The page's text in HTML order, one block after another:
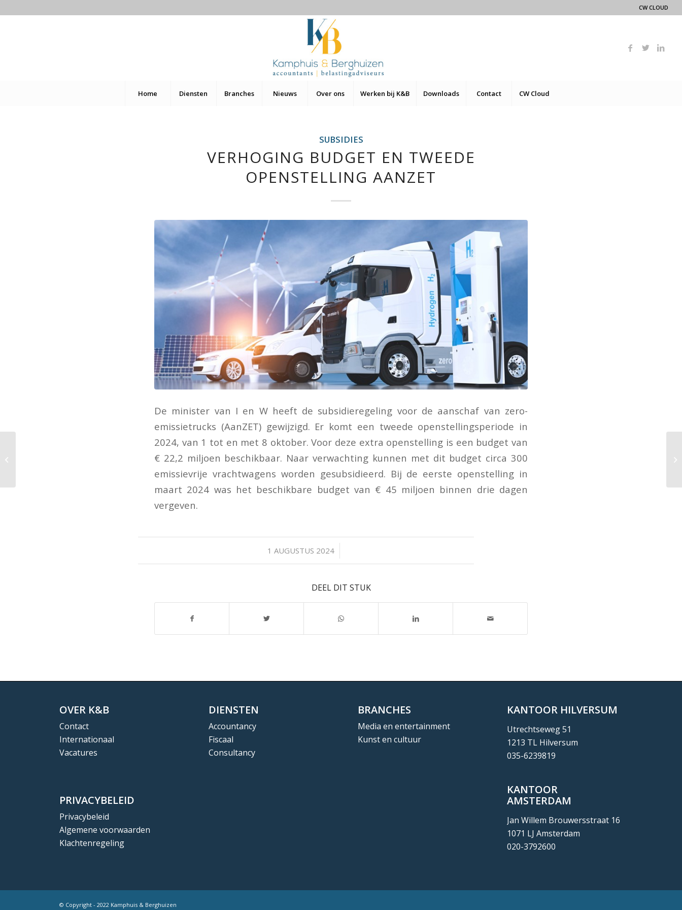
CW CLOUD
Home Diensten Branches Nieuws Over ons Werken bij K&B Downloads Contact CW Cloud
SUBSIDIES
VERHOGING BUDGET EN TWEEDE
OPENSTELLING AANZET
De minister van I en W heeft de subsidieregeling voor de aanschaf van zero-
emissietrucks (AanZET) gewijzigd. Er komt een tweede openstellingsperiode in
2024, van 1 tot en met 8 oktober. Voor deze extra openstelling is een budget van
€ 22,2 miljoen beschikbaar. Naar verwachting kunnen met dit budget circa 300
emissievrije vrachtwagens worden gesubsidieerd. Bij de eerste openstelling in
maart 2024 was het beschikbare budget van € 45 miljoen binnen drie dagen
vergeven.
1 AUGUSTUS 2024
/
DEEL DIT STUK
OVER K&B
Contact
Internationaal
Vacatures
PRIVACYBELEID
Privacybeleid
Algemene voorwaarden
Klachtenregeling
DIENSTEN
Accountancy
Fiscaal
Consultancy
BRANCHES
Media en entertainment
Kunst en cultuur
KANTOOR HILVERSUM
Utrechtseweg 51
1213 TL Hilversum
035-6239819
KANTOOR
AMSTERDAM
Jan Willem Brouwersstraat 16
1071 LJ Amsterdam
020-3792600
© Copyright - 2022 Kamphuis & Berghuizen